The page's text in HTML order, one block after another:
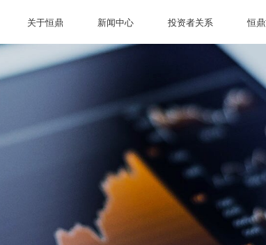
首页
关于恒鼎 新闻中心 投资者关系 恒